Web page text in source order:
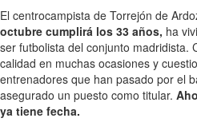
El centrocampista de Torrejón de
octubre cumplirá los 33 años, ha
ser futbolista del conjunto madridista.
calidad en muchas ocasiones y
entrenadores que han pasado por el
asegurado un puesto como titular.
ya tiene fecha.